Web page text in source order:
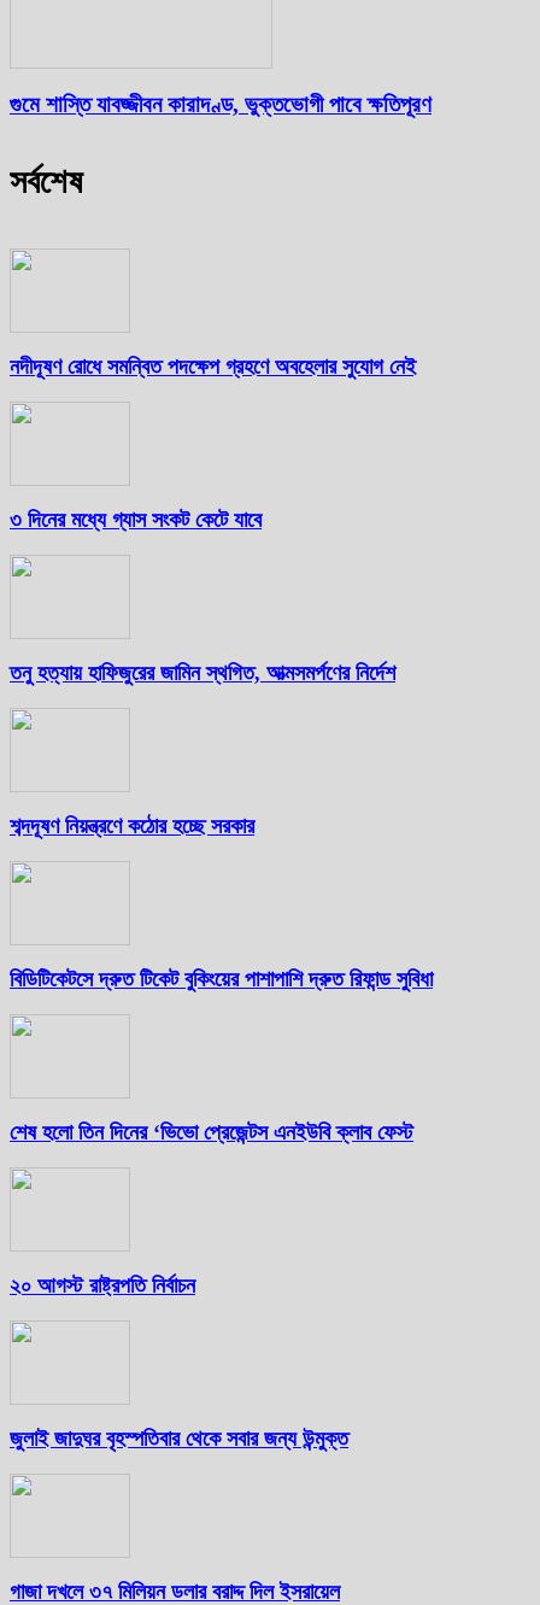
গুমে শাস্তি যাবজ্জীবন কারাদণ্ড, ভুক্তভোগী পাবে ক্ষতিপূরণ
সর্বশেষ
নদীদূষণ রোধে সমন্বিত পদক্ষেপ গ্রহণে অবহেলার সুযোগ নেই
৩ দিনের মধ্যে গ্যাস সংকট কেটে যাবে
তনু হত্যায় হাফিজুরের জামিন স্থগিত, আত্মসমর্পণের নির্দেশ
শব্দদূষণ নিয়ন্ত্রণে কঠোর হচ্ছে সরকার
বিডিটিকেটসে দ্রুত টিকেট বুকিংয়ের পাশাপাশি দ্রুত রিফান্ড সুবিধা
শেষ হলো তিন দিনের ‘ভিভো প্রেজেন্টস এনইউবি ক্লাব ফেস্ট
২০ আগস্ট রাষ্ট্রপতি নির্বাচন
জুলাই জাদুঘর বৃহস্পতিবার থেকে সবার জন্য উন্মুক্ত
গাজা দখলে ৩৭ মিলিয়ন ডলার বরাদ্দ দিল ইসরায়েল